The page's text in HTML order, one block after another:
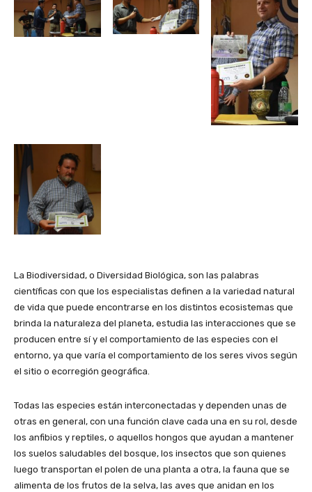
La Biodiversidad, o Diversidad Biológica, son las palabras
científicas con que los especialistas definen a la variedad natural
de vida que puede encontrarse en los distintos ecosistemas que
brinda la naturaleza del planeta, estudia las interacciones que se
producen entre sí y el comportamiento de las especies con el
entorno, ya que varía el comportamiento de los seres vivos según
el sitio o ecorregión geográfica.
Todas las especies están interconectadas y dependen unas de
otras en general, con una función clave cada una en su rol, desde
los anfibios y reptiles, o aquellos hongos que ayudan a mantener
los suelos saludables del bosque, los insectos que son quienes
luego transportan el polen de una planta a otra, la fauna que se
alimenta de los frutos de la selva, las aves que anidan en los